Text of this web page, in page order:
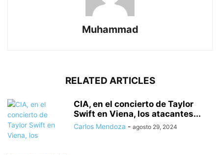
Muhammad
RELATED ARTICLES
CIA, en el concierto de Taylor
Swift en Viena, los atacantes...
Carlos Mendoza - agosto 29, 2024